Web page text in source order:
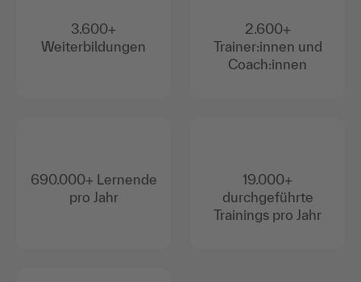
3.600+
Weiterbildungen
690.000+ Lernende
pro Jahr
2.600+
Trainer:innen und
Coach:innen
19.000+
durchgeführte
Trainings pro Jahr